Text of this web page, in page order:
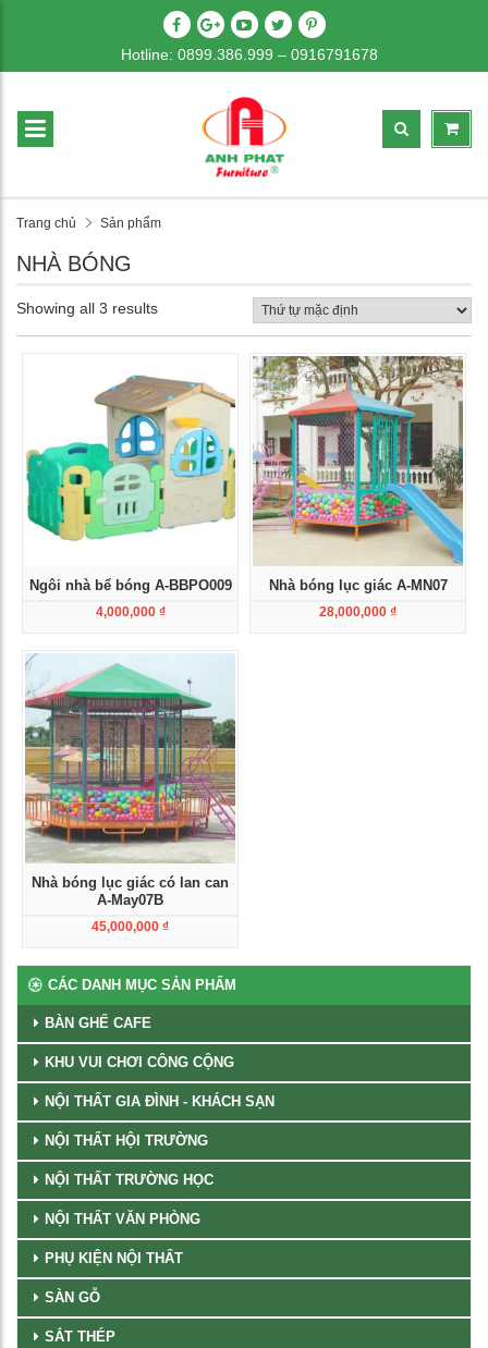
Hotline: 0899.386.999 – 0916791678
Trang chủ Sản phẩm
NHÀ BÓNG
Showing all 3 results
Xem chi tiết
Ngôi nhà bể bóng A-BBPO009
4,000,000 ₫
Nhà bóng lục giác A-MN07
28,000,000 ₫
Nhà bóng lục giác có lan can
A-May07B
45,000,000 ₫
CÁC DANH MỤC SẢN PHẨM
BÀN GHẾ CAFE
KHU VUI CHƠI CÔNG CỘNG
NỘI THẤT GIA ĐÌNH - KHÁCH SẠN
NỘI THẤT HỘI TRƯỜNG
NỘI THẤT TRƯỜNG HỌC
NỘI THẤT VĂN PHÒNG
PHỤ KIỆN NỘI THẤT
SÀN GỖ
SẮT THÉP